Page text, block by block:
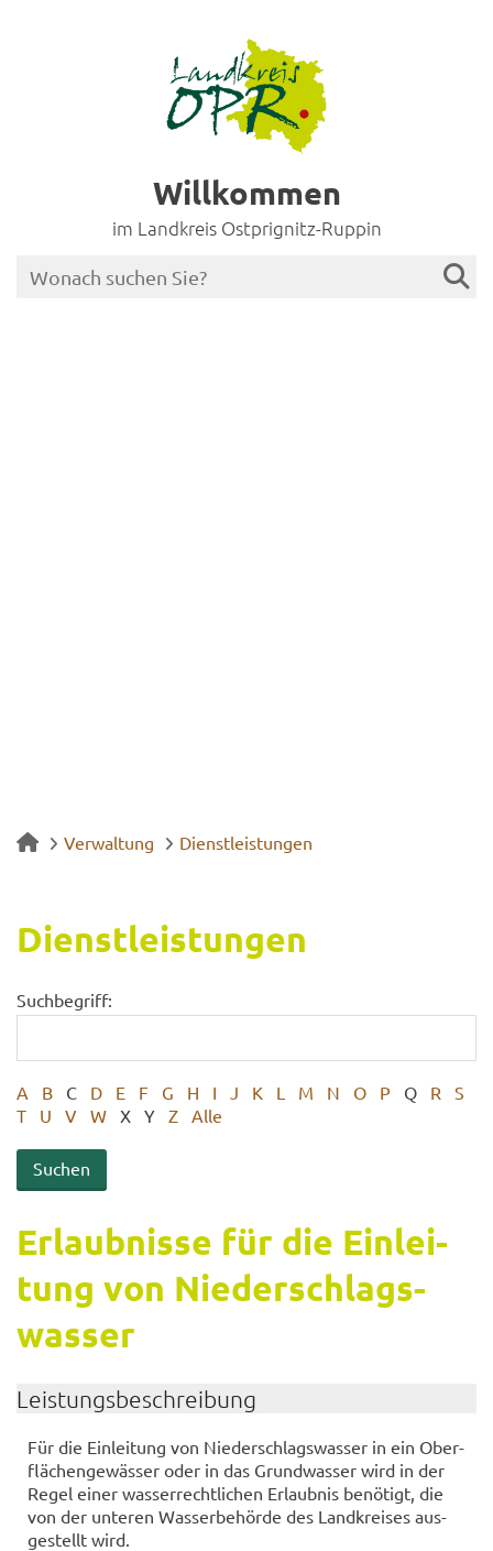
Willkommen
im Landkreis Ostprignitz-Ruppin
Verwaltung Dienstleistungen
Dienst­leis­tun­gen
Suchbegriff:
A B C D E F G H I J K L M N O P Q R
S
T
U V W X Y Z Alle
Er­laub­nis­se für die Ein­lei­
tung von Nie­der­schlags­
was­ser
Leis­tungs­be­schrei­bung
Für die Ein­lei­tung von Nie­der­schlags­was­ser in ein Ober­
flä­chen­ge­wäs­ser oder in das Grund­was­ser wird in der
Regel einer was­ser­recht­li­chen Er­laub­nis be­nö­tigt, die
von der un­te­ren Was­ser­be­hör­de des Land­krei­ses aus­
ge­stellt wird.